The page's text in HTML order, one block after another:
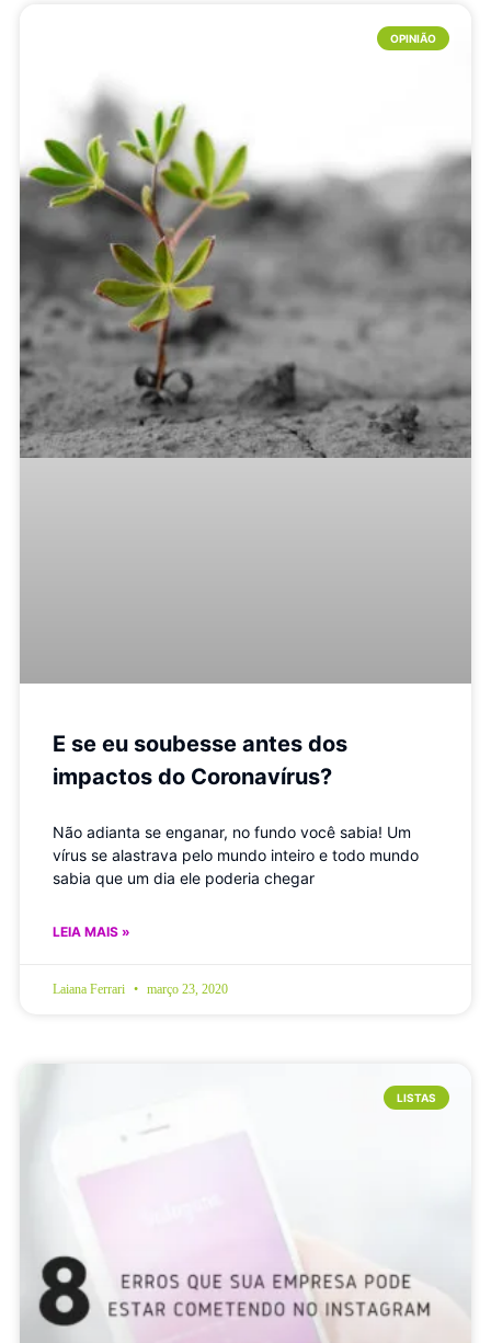
OPINIÃO
E se eu soubesse antes dos
impactos do Coronavírus?
Não adianta se enganar, no fundo você sabia! Um
vírus se alastrava pelo mundo inteiro e todo mundo
sabia que um dia ele poderia chegar
LEIA MAIS »
Laiana Ferrari março 23, 2020
LISTAS